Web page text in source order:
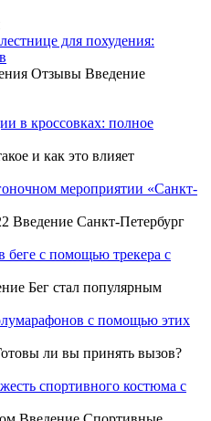
для похудения:
Отзывы Введение
в кроссовках: полное
и как это влияет
мероприятии «Санкт-
Введение Санкт-Петербург
беге с помощью трекера с
Бег стал популярным
с помощью этих
ли вы принять вызов?
спортивного костюма с